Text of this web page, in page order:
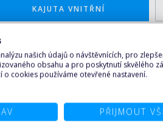
KAJUTA VNITŘNÍ
našich údajů o návštěvnících, pro
obsahu a pro poskytnutí skvělého
o cookies používáme otevřené nastavení.
PŘIJMOUT